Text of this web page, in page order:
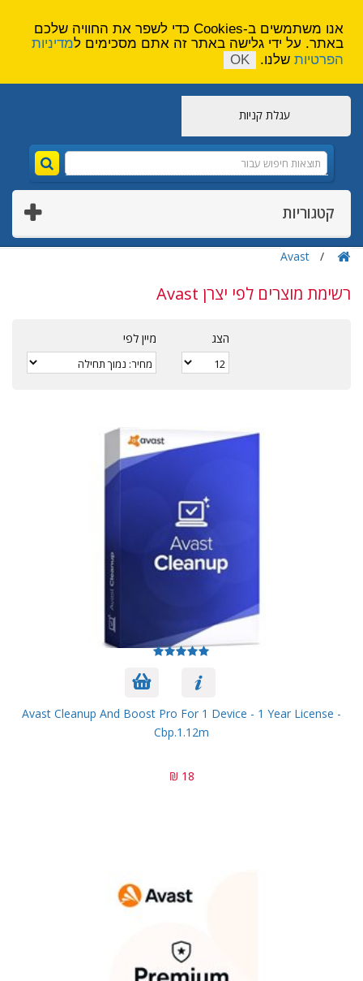
עגלת קניות
קטגוריות
Avast
רשימת מוצרים לפי יצרן Avast
מיין לפי הצג
Avast Cleanup And Boost Pro For 1 Device - 1 Year License -
Cbp.1.12m
18 ₪
אנו משתמשים ב-Cookies כדי לשפר את החוויה שלכם
באתר. על ידי גלישה באתר זה אתם מסכימים למדיניות
הפרטיות שלנו. OK